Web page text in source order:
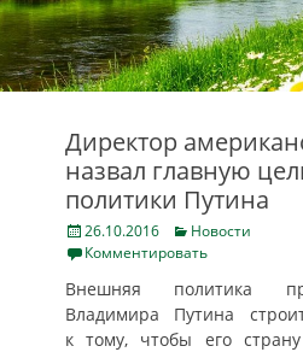
Директор
назвал главную
политики Путина
Posted
on
26.10.2016 Categories
Новости
Комментировать
Внешняя политика
Владимира Путина
к тому, чтобы его